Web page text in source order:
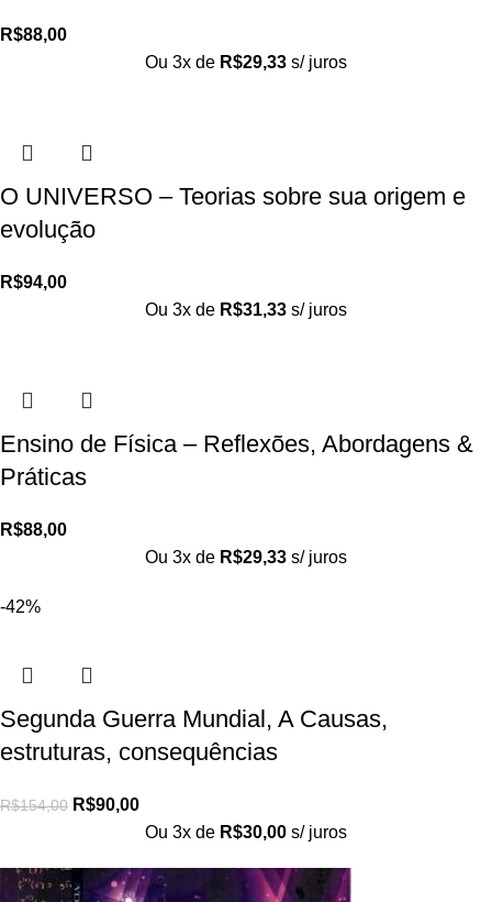
R$88,00
Ou 3x de R$29,33 s/ juros
O UNIVERSO – Teorias sobre sua origem e
evolução
R$94,00
Ou 3x de R$31,33 s/ juros
Ensino de Física – Reflexões, Abordagens &
Práticas
R$88,00
Ou 3x de R$29,33 s/ juros
-42%
Segunda Guerra Mundial, A Causas,
estruturas, consequências
R$154,00 R$90,00
Ou 3x de R$30,00 s/ juros